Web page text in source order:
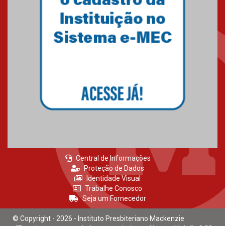
15.06.2026
Central de Informações
Proteção de Dados
Identidade Visual
Trabalhe Conosco
Seja um Fornecedor
© Copyright - 2026 - Instituto Presbiteriano Mackenzie